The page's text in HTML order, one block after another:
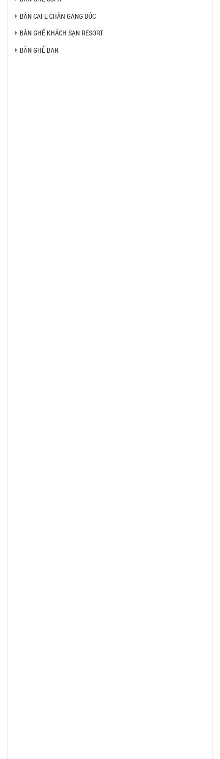
BÀN CAFE CHÂN GANG ĐÚC
BÀN GHẾ KHÁCH SẠN RESORT
BÀN GHẾ BAR